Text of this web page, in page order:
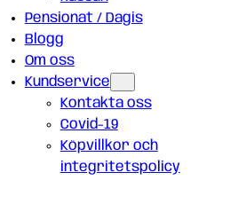
Pensionat / Dagis
Blogg
Om oss
Kundservice
Kontakta oss
Covid-19
Köpvillkor och
integritetspolicy